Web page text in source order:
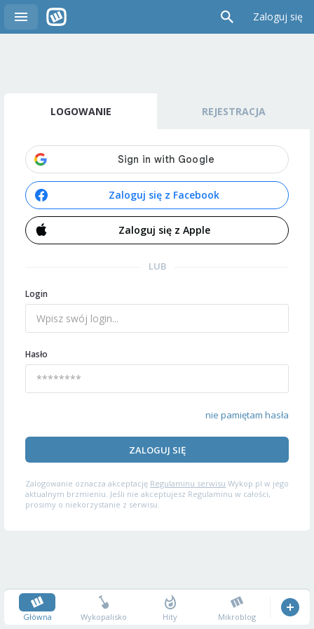
Zaloguj się
LOGOWANIE REJESTRACJA
Zaloguj się z Facebook
Zaloguj się z Apple
LUB
Login
Hasło
nie pamiętam hasła
ZALOGUJ SIĘ
Zalogowanie oznacza akceptację Regulaminu serwisu Wykop.pl w jego
aktualnym brzmieniu. Jeśli nie akceptujesz Regulaminu w całości,
prosimy o niekorzystanie z serwisu.
Główna Wykopalisko Hity Mikroblog